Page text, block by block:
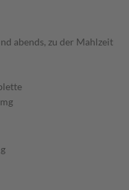
abends, zu der Mahlzeit